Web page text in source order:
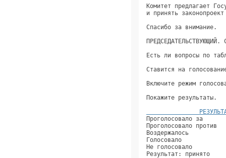
Комитет предлагает
и принять
Есть ли
Ставится на
Не